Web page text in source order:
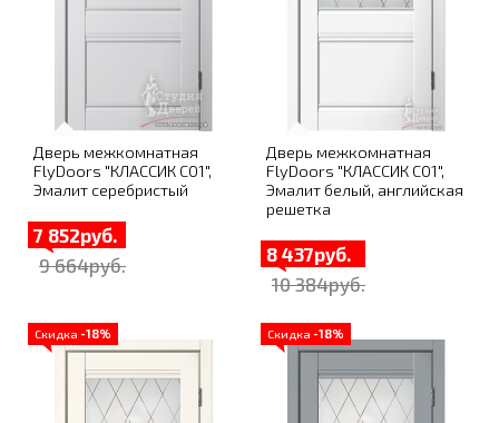
Дверь межкомнатная
FlyDoors "КЛАССИК C01",
Эмалит серебристый
7 852руб.
9 664руб.
Дверь межкомнатная
FlyDoors "КЛАССИК C01",
Эмалит белый, английская
решетка
8 437руб.
10 384руб.
Скидка -18% Скидка -18%